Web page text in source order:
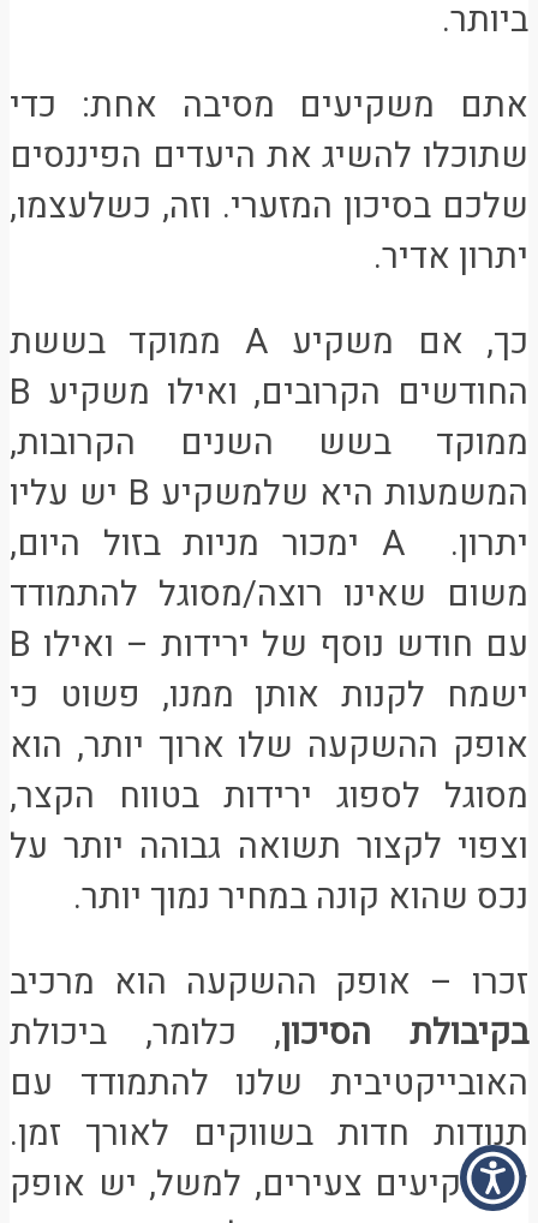
ביותר.
אתם משקיעים מסיבה אחת: כדי
שתוכלו להשיג את היעדים הפיננסים
שלכם בסיכון המזערי. וזה, כשלעצמו,
יתרון אדיר.
כך, אם משקיע A ממוקד בששת
החודשים הקרובים, ואילו משקיע B
ממוקד בשש השנים הקרובות,
המשמעות היא שלמשקיע B יש עליו
יתרון. A ימכור מניות בזול היום,
משום שאינו רוצה/מסוגל להתמודד
עם חודש נוסף של ירידות – ואילו B
ישמח לקנות אותן ממנו, פשוט כי
אופק ההשקעה שלו ארוך יותר, הוא
מסוגל לספוג ירידות בטווח הקצר,
וצפוי לקצור תשואה גבוהה יותר על
נכס שהוא קונה במחיר נמוך יותר.
זכרו – אופק ההשקעה הוא מרכיב
בקיבולת הסיכון, כלומר, ביכולת
האובייקטיבית שלנו להתמודד עם
תנודות חדות בשווקים לאורך זמן.
למשקיעים צעירים, למשל, יש אופק